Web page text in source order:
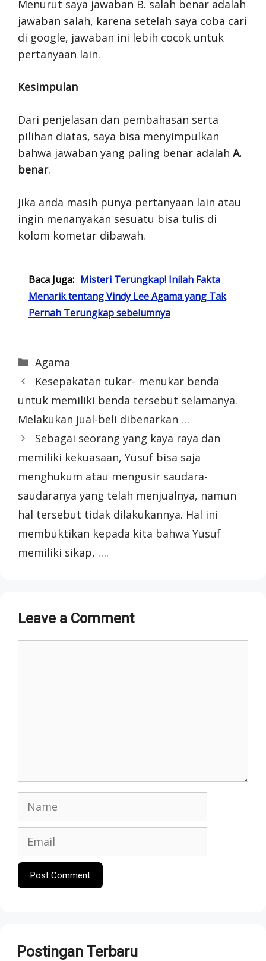
Menurut saya jawaban B. salah benar adalah
jawaban salah, karena setelah saya coba cari
di google, jawaban ini lebih cocok untuk
pertanyaan lain.
Kesimpulan
Dari penjelasan dan pembahasan serta
pilihan diatas, saya bisa menyimpulkan
bahwa jawaban yang paling benar adalah A.
benar.
Jika anda masih punya pertanyaan lain atau
ingin menanyakan sesuatu bisa tulis di
kolom kometar dibawah.
Baca Juga: Misteri Terungkap! Inilah Fakta
Menarik tentang Vindy Lee Agama yang Tak
Pernah Terungkap sebelumnya
Categories
Agama
Kesepakatan tukar- menukar benda
untuk memiliki benda tersebut selamanya.
Melakukan jual-beli dibenarkan …
Sebagai seorang yang kaya raya dan
memiliki kekuasaan, Yusuf bisa saja
menghukum atau mengusir saudara-
saudaranya yang telah menjualnya, namun
hal tersebut tidak dilakukannya. Hal ini
membuktikan kepada kita bahwa Yusuf
memiliki sikap, ….
Leave a Comment
Name
Email
Postingan Terbaru